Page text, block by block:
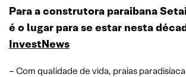
Para a construtora paraibana
é o lugar para se estar nesta
InvestNews
– Com qualidade de vida, praias